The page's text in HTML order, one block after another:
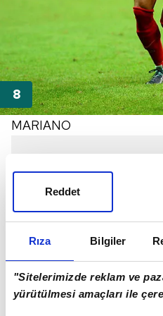
Rıza Bilgiler
"Sitelerimizde reklam ve
yürütülmesi amaçları ile
Reddet
MARIANO